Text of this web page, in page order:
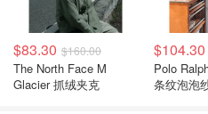
$83.30 $160.00
The North Face M
Glacier 抓绒夹克
$104.30
Polo
条纹泡泡